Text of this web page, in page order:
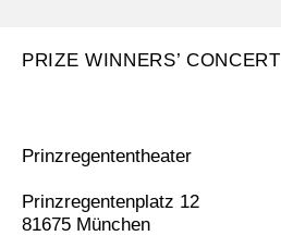
PRIZE WINNERS’ CONCERT
Prinzregententheater
Prinzregentenplatz 12
81675 München